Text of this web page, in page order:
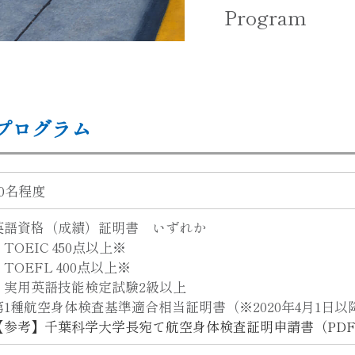
Program
ログラム
名程度
語資格（成績）証明書 いずれか
TOEIC 450点以上※
TOEFL 400点以上※
実用英語技能検定試験2級以上
1種航空身体検査基準適合相当証明書（※2020年4月1日以
参考】千葉科学大学長宛て航空身体検査証明申請書（